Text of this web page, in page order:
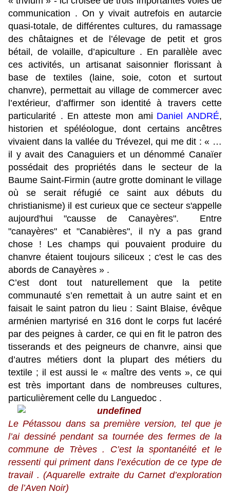
communication . On y vivait autrefois en autarcie
quasi-totale, de différentes cultures, du ramassage
des châtaignes et de l’élevage de petit et gros
bétail, de volaille, d’apiculture . En parallèle avec
ces activités, un artisanat saisonnier florissant à
base de textiles (laine, soie, coton et surtout
chanvre), permettait au village de commercer avec
l’extérieur, d’affirmer son identité à travers cette
particularité . En atteste mon ami Daniel ANDRÉ,
historien et spéléologue, dont certains ancêtres
vivaient dans la vallée du Trévezel, qui me dit : « …
il y avait des Canaguiers et un dénommé Canaïer
possédait des propriétés dans le secteur de la
Baume Saint-Firmin (autre grotte dominant le village
où se serait réfugié ce saint aux débuts du
christianisme) il est curieux que ce secteur s'appelle
aujourd'hui "causse de Canayères".
Entre
"canayères" et "Canabières", il n'y a pas grand
chose !
Les champs qui pouvaient produire du
chanvre étaient toujours siliceux ; c'est le cas des
abords de Canayères » .
C’est dont tout naturellement que la petite
communauté s’en remettait à un autre saint et en
faisait le saint patron du lieu : Saint Blaise, évêque
arménien martyrisé en 316 dont le corps fut lacéré
par des peignes à carder, ce qui en fit le patron des
tisserands et des peigneurs de chanvre, ainsi que
d’autres métiers dont la plupart des métiers du
textile ; il est aussi le « maître des vents », ce qui
est très important dans de nombreuses cultures,
particulièrement celle du Languedoc .
Le Pétassou dans sa première version, tel que je
l’ai dessiné pendant sa tournée des fermes de la
commune de Trèves . C’est la spontanéité et le
ressenti qui priment dans l’exécution de ce type de
travail . (Aquarelle extraite du Carnet d’exploration
de l’Aven Noir)